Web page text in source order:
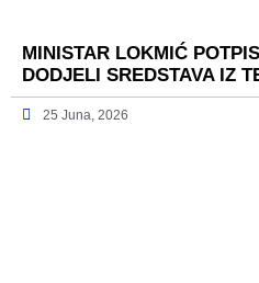
MINISTAR LOKMIĆ
DODJELI SREDSTAVA IZ
25 Juna, 2026